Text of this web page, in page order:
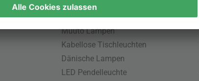
Pendellampe für Außen
Muuto Lampen
Kabellose Tischleuchten
Dänische Lampen
LED Pendelleuchte